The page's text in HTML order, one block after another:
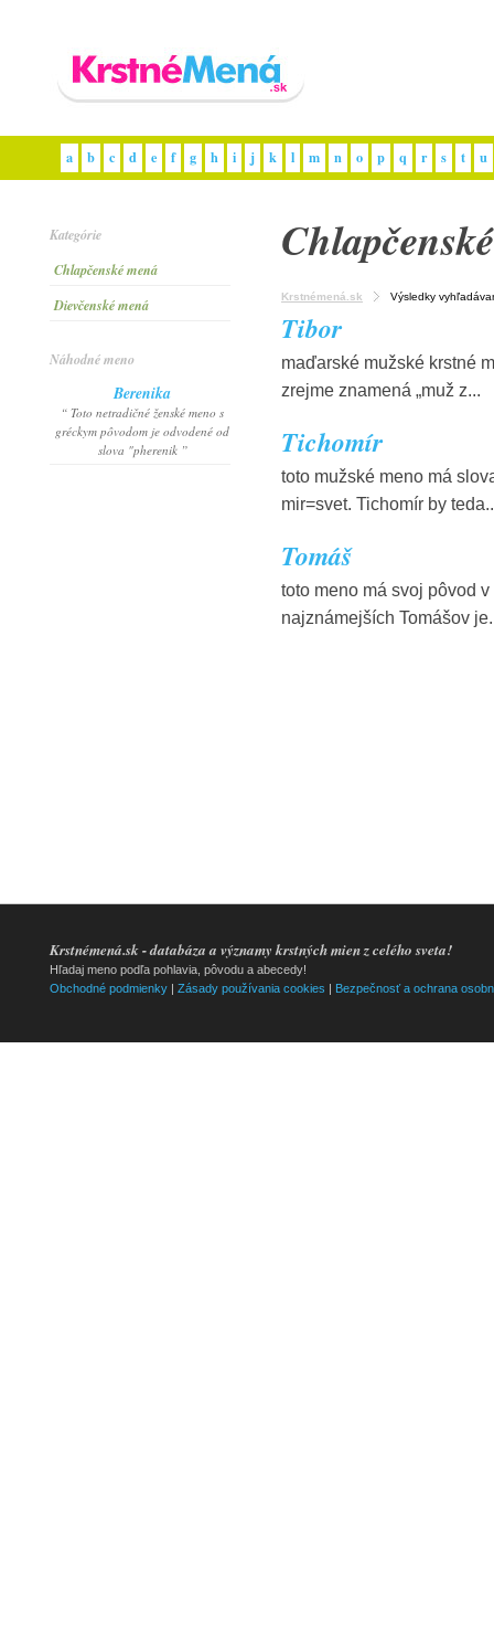
a b c d e f g h i j k l m n o p q r s t u
Kategórie
Chlapčenské mená
Dievčenské mená
Náhodné meno
Berenika
“ Toto netradičné ženské meno s
gréckym pôvodom je odvodené od
slova "pherenik ”
Krstnémená.sk Výsledky
Tibor
maďarské mužské krstné
zrejme znamená „muž z...
Tichomír
toto mužské meno má
mir=svet. Tichomír by
Tomáš
toto meno má svoj pôvod
najznámejších Tomášov
Krstnémená.sk - databáza a významy krstných mien z celého sveta!
Hľadaj meno podľa pohlavia, pôvodu a abecedy!
Obchodné podmienky | Zásady používania cookies | Bezpečnosť a ochrana